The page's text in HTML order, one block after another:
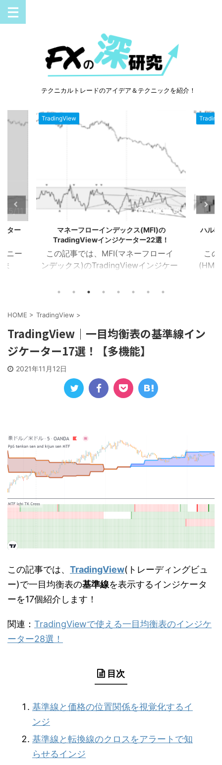
テクニカルトレードのアイデア＆テクニックを紹介！
ター
ニー
ン サ
ケー
を表
ど
TradingView
2023/5/8
マネーフローインデックス(MFI)の
TradingViewインジケーター22選！
この記事では、MFI(マネーフローイ
ンデックス)のTradingViewインジケー
フローインデックス MFIカラー マネー
ス MFIヒストグラム MFIトレンドライ
ックス MFIダイバージェンス MA＆MFI
シグナル 上位足MFI MFIボリンジャー
MFI 平滑化MFI １．マネーフローイン
デックス このインジケーターは、MFI
が買 ...
ハル
この
トレ
HOME > TradingView >
TradingView｜一目均衡表の基準線イン
ジケーター17選！【多機能】
2021年11月12日
この記事では、 TradingView(トレーディングビュ
ー)で一目均衡表の基準線を表示するインジケータ
ーを17個紹介します！
関連： TradingViewで使える一目均衡表のインジケ
ーター28選！
目次
基準線と価格の位置関係を視覚化するイ
ンジ
基準線と転換線のクロスをアラートで知
らせるインジ